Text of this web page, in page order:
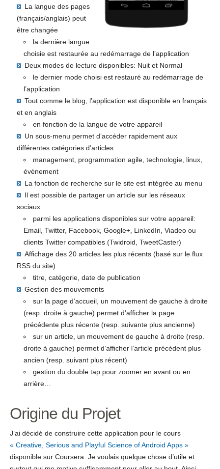
La langue des pages
(français/anglais) peut
être changée
la dernière langue
choisie est restaurée au redémarrage de l’application
Deux modes de lecture disponibles: Nuit et Normal
le dernier mode choisi est restauré au redémarrage de
l’application
Tout comme le blog, l’application est disponible en français
et en anglais
en fonction de la langue de votre appareil
Un sous-menu permet d’accéder rapidement aux
différentes catégories d’articles
management, programmation agile, technologie, linux,
évènement
La fonction de recherche sur le site est intégrée au menu
Il est possible de partager un article sur les réseaux
sociaux
parmi les applications disponibles sur votre appareil:
Email, Twitter, Facebook, Google+, LinkedIn, Viadeo ou
clients Twitter compatibles (Twidroid, TweetCaster)
Affichage des 20 articles les plus récents (basé sur le flux
RSS du site)
titre, catégorie, date de publication
Gestion des mouvements
sur la page d’accueil, un mouvement de gauche à droite
(resp. droite à gauche) permet d’afficher la page
précédente plus récente (resp. suivante plus ancienne)
sur un article, un mouvement de gauche à droite (resp.
droite à gauche) permet d’afficher l’article précédent plus
ancien (resp. suivant plus récent)
gestion du double tap pour zoomer en avant ou en
arrière…
Origine du Projet
J’ai décidé de construire cette application pour le cours
« Creative, Serious and Playful Science of Android Apps »
disponible sur Coursera. Je voulais quelque chose d’utile et